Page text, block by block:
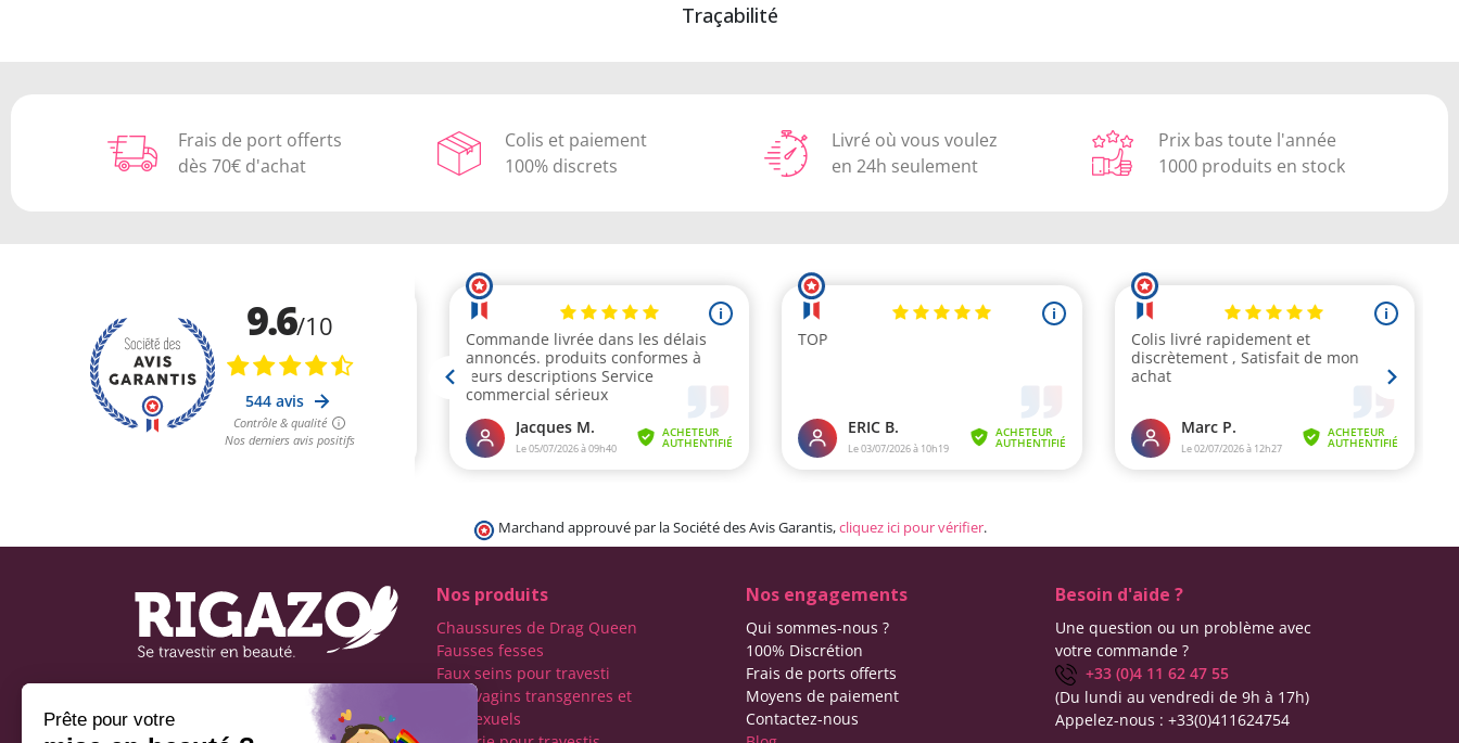
Traçabilité
Frais de port offerts
dès 70€ d'achat
Colis et paiement
100% discrets
Livré où vous voulez
en 24h seulement
Prix bas toute l'année
1000 produits en stock
Marchand approuvé par la Société des Avis Garantis,cliquez ici pour vérifier.
française spécialisée dans
Nos produits
Chaussures de Drag Queen
Fausses fesses
Faux seins pour travesti
Faux vagins transgenres et
transexuels
Nos engagements
Qui sommes-nous ?
100% Discrétion
Frais de ports offerts
Moyens de paiement
Contactez-nous
Besoin d'aide ?
Une question ou un problème avec
votre commande ?
+33 (0)4 11 62 47 55
(Du lundi au vendredi de 9h à 17h)
Appelez-nous : +33(0)411624754